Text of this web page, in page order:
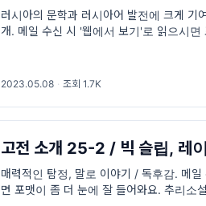
러시아의 문학과 러시아어 발전에 크게 기
개. 메일 수신 시 '웹에서 보기'로 읽으시면
2023.05.08 · 조회 1.7K
고전 소개 25-2 / 빅 슬립, 레
매력적인 탐정, 말로 이야기 / 독후감. 메
면 포맷이 좀 더 눈에 잘 들어와요. 추리소